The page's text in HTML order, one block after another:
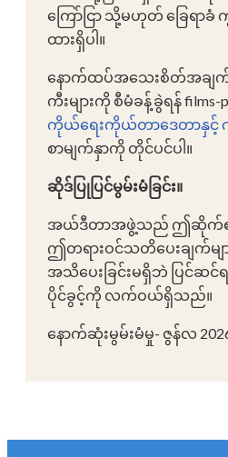
ကြော်ငြာ သို့မဟုတ် ခြေရာခံ
ထားရှိပါ။
နောက်ထပ်အသေးစိတ်အချ
ကီးများကို စီမံခန့်ခွဲရန် films-
ကိုယ်ရေးကိုယ်တာဒေတာနှင့်
စာမျက်နှာကို တိုင်ပင်ပါ။
ဆိုဒ်ပြုပြင်မွမ်းမံခြင်း။
အယ်ဒီတာအဖွဲ့သည် ဤဆိုက်၏
ဤတရားဝင်သတိပေးချက်မျ
အသိပေးခြင်းမရှိဘဲ ပြင်ဆ
ပိုင်ခွင့်ကို လက်ဝယ်ရှိသည်။
နောက်ဆုံးမွမ်းမံမှု- ဇွန်လ